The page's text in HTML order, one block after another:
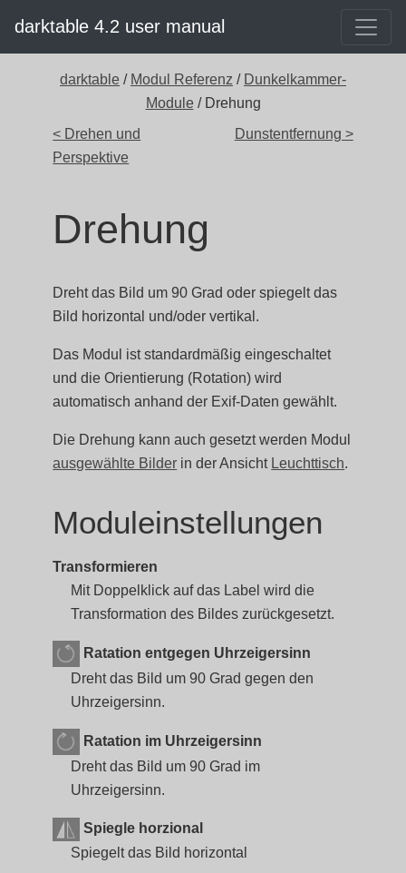
darktable 4.2 user manual
darktable / Modul Referenz / Dunkelkammer-
Module / Drehung
< Drehen und
Perspektive
Dunstentfernung >
Drehung
Dreht das Bild um 90 Grad oder spiegelt das
Bild horizontal und/oder vertikal.
Das Modul ist standardmäßig eingeschaltet
und die Orientierung (Rotation) wird
automatisch anhand der Exif-Daten gewählt.
Die Drehung kann auch gesetzt werden Modul
ausgewählte Bilder in der Ansicht Leuchttisch.
Moduleinstellungen
Transformieren
Mit Doppelklick auf das Label wird die
Transformation des Bildes zurückgesetzt.
Ratation entgegen Uhrzeigersinn
Dreht das Bild um 90 Grad gegen den
Uhrzeigersinn.
Ratation im Uhrzeigersinn
Dreht das Bild um 90 Grad im
Uhrzeigersinn.
Spiegle horzional
Spiegelt das Bild horizontal